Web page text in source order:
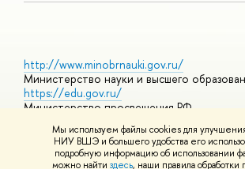
Мы используем файлы cookies для
НИУ ВШЭ и большего удобства его
подробную информацию об использовании
можно найти здесь, наши правила обработки
http://www.minobrnauki.gov.ru/
Министерство науки и высшего
https://edu.gov.ru/
Министерство просвещения РФ
https://elearning.hse.ru/mooc
Массовые открытые онлайн-курсы